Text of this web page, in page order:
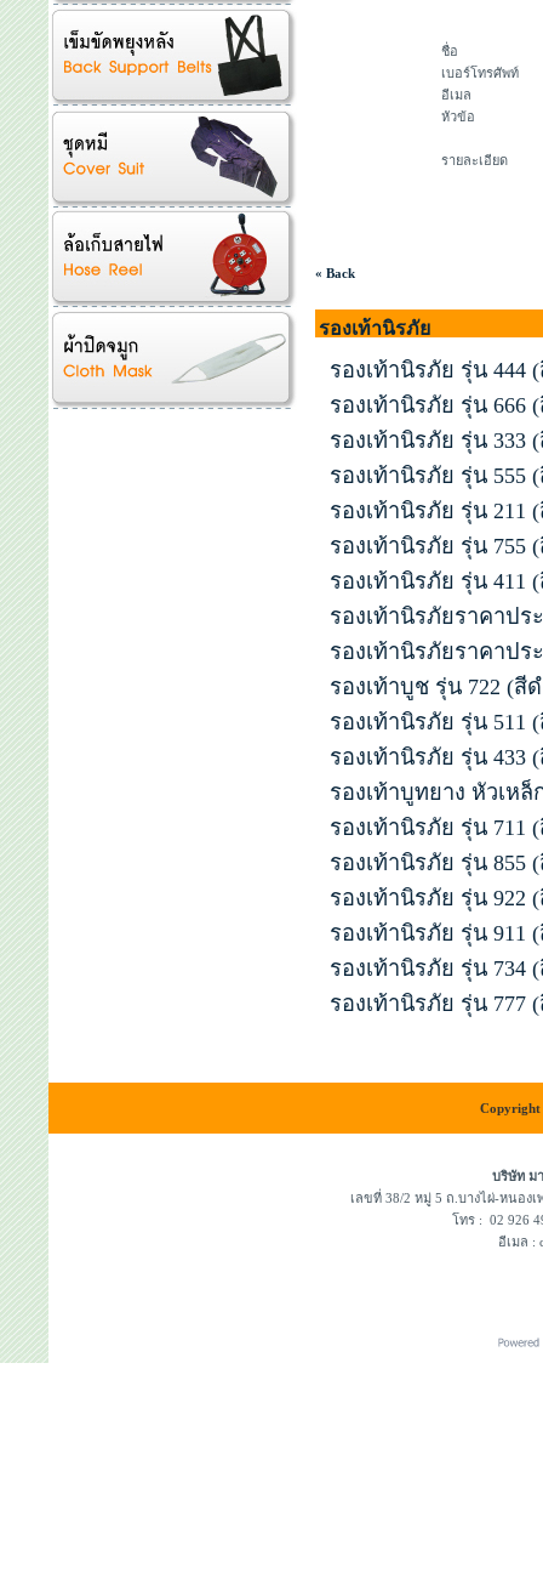
ชื่อ
เบอร์โทรศัพท์
อีเมล
หัวข้อ
รายละเอียด
« Back
รองเท้านิรภัย
รองเท้านิรภัย รุ่น 444
รองเท้านิรภัย รุ่น 666
รองเท้านิรภัย รุ่น 333
รองเท้านิรภัย รุ่น 555
รองเท้านิรภัย รุ่น 211
รองเท้านิรภัย รุ่น 755
รองเท้านิรภัย รุ่น 411
รองเท้านิรภัยราคาปร
รองเท้านิรภัยราคาปร
รองเท้าบูช รุ่น 722 (สี
รองเท้านิรภัย รุ่น 511
รองเท้านิรภัย รุ่น 433
รองเท้าบูทยาง หัวเหล็
รองเท้านิรภัย รุ่น 711
รองเท้านิรภัย รุ่น 855
รองเท้านิรภัย รุ่น 922
รองเท้านิรภัย รุ่น 911
รองเท้านิรภัย รุ่น 734
รองเท้านิรภัย รุ่น 777
Copyright
บริษัท ม
เลขที่ 38/2 หมู่ 5 ถ.บางไผ่-หนอ
โทร : 02
อีเมล :